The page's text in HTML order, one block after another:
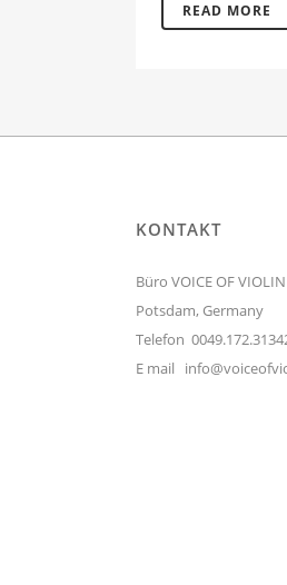
READ MORE
KONTAKT
Büro VOICE OF VIOLIN
Potsdam, Germany
Telefon
E mail